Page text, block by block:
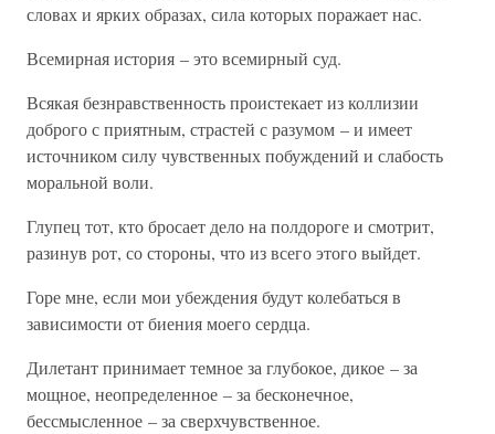
словах и ярких образах, сила которых поражает нас.
Всемирная история – это всемирный суд.
Всякая безнравственность проистекает из коллизии
доброго с приятным, страстей с разумом – и имеет
источником силу чувственных побуждений и слабость
моральной воли.
Глупец тот, кто бросает дело на полдороге и смотрит,
разинув рот, со стороны, что из всего этого выйдет.
Горе мне, если мои убеждения будут колебаться в
зависимости от биения моего сердца.
Дилетант принимает темное за глубокое, дикое – за
мощное, неопределенное – за бесконечное,
бессмысленное – за сверхчувственное.